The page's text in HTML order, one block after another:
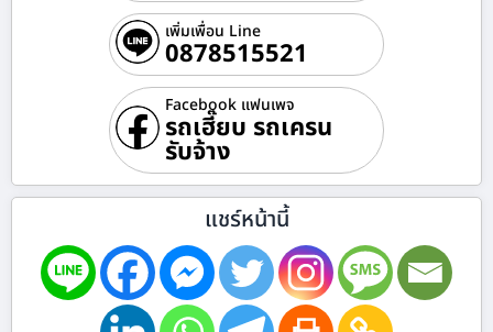
เพิ่มเพื่อน Line
0878515521
Facebook แฟนเพจ
รถเฮี๊ยบ รถเครน
รับจ้าง
แชร์หน้านี้